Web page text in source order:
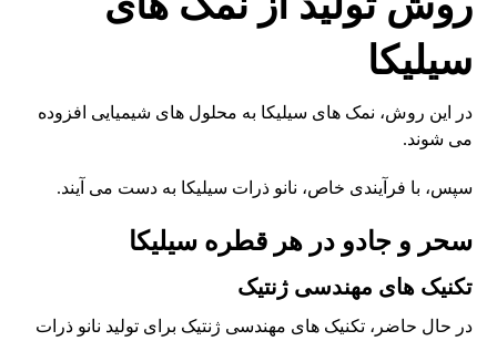
سیلیکا
در این روش، نمک های سیلیکا به محلول های شیمیایی افزوده
می شوند.
سپس، با فرآیندی خاص، نانو ذرات سیلیکا به دست می آیند.
سحر و جادو در هر قطره سیلیکا
تکنیک های مهندسی ژنتیک
در حال حاضر، تکنیک های مهندسی ژنتیک برای تولید نانو ذرات